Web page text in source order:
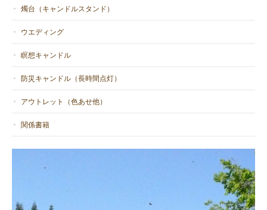
燭台（キャンドルスタンド）
ウエディング
瞑想キャンドル
防災キャンドル（長時間点灯）
アウトレット（色あせ他）
関係書籍